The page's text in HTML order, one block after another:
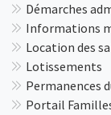
Démarches
Informations
Lotissements
Portail